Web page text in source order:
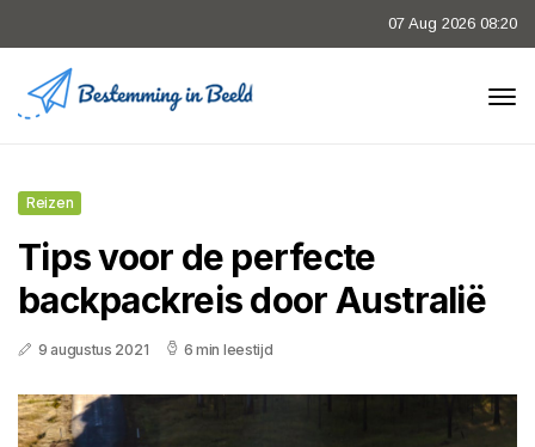
07 Aug 2026 08:20
Reizen
Tips voor de perfecte
backpackreis door Australië
9 augustus 2021 6 min leestijd